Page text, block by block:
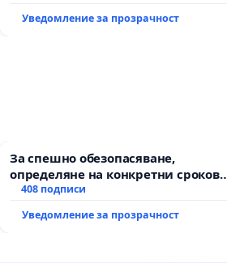
Уведомление за прозрачност
За спешно обезопасяване,
определяне на конкретни срокове
и извършване на цялостна
републиканския път между пътен
408 подписи
Уведомление за прозрачност